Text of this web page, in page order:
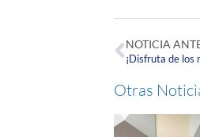
NOTICIA
¡Disfruta de los
Otras